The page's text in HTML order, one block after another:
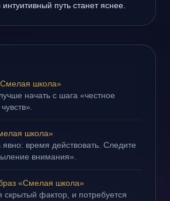
путь станет яснее.
школа»
начать с шага «честное
школа»
время действовать. Следите
внимания».
«Смелая школа»
скрытый фактор, и потребуется